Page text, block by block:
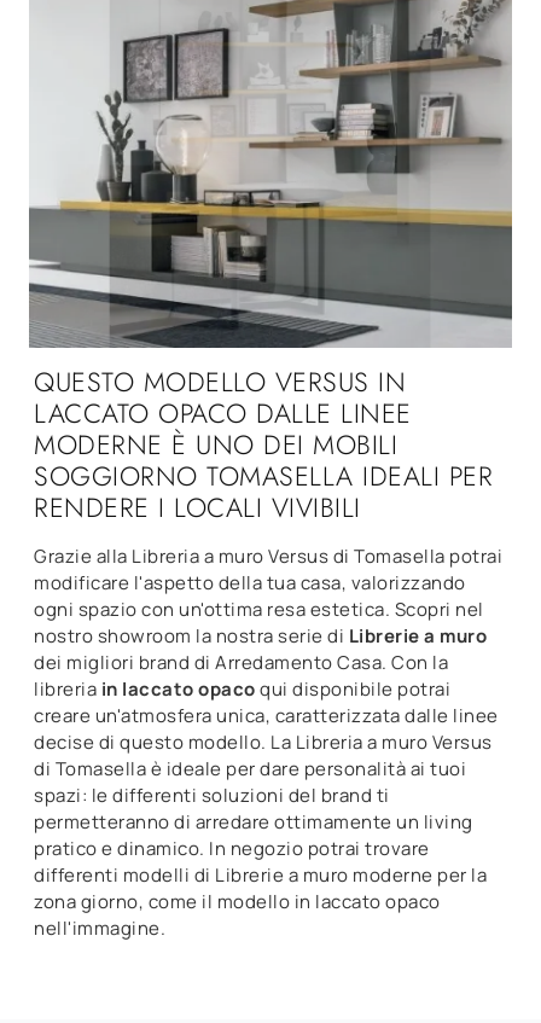
QUESTO MODELLO VERSUS IN
LACCATO OPACO DALLE LINEE
MODERNE È UNO DEI MOBILI
SOGGIORNO TOMASELLA IDEALI PER
RENDERE I LOCALI VIVIBILI
Grazie alla Libreria a muro Versus di Tomasella potrai
modificare l'aspetto della tua casa, valorizzando
ogni spazio con un'ottima resa estetica. Scopri nel
nostro showroom la nostra serie di Librerie a muro
dei migliori brand di Arredamento Casa. Con la
libreria in laccato opacoqui disponibile potrai
creare un'atmosfera unica, caratterizzata dalle linee
decise di questo modello. La Libreria a muro Versus
di Tomasella è ideale per dare personalità ai tuoi
spazi: le differenti soluzioni del brand ti
permetteranno di arredare ottimamente un living
pratico e dinamico. In negozio potrai trovare
differenti modelli di Librerie a muro moderne per la
zona giorno, come il modello in laccato opaco
nell'immagine.